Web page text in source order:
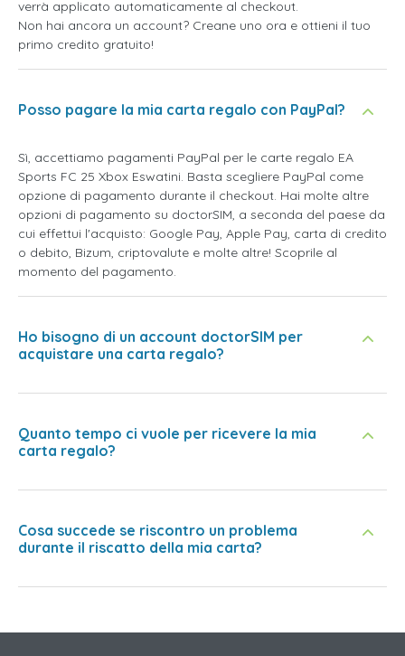
verrà applicato automaticamente al checkout.
Non hai ancora un account? Creane uno ora e ottieni il tuo
primo credito gratuito!
Posso pagare la mia carta regalo con PayPal?
Sì, accettiamo pagamenti PayPal per le carte regalo EA
Sports FC 25 Xbox Eswatini. Basta scegliere PayPal come
opzione di pagamento durante il checkout. Hai molte altre
opzioni di pagamento su doctorSIM, a seconda del paese da
cui effettui l'acquisto: Google Pay, Apple Pay, carta di credito
o debito, Bizum, criptovalute e molte altre! Scoprile al
momento del pagamento.
Ho bisogno di un account doctorSIM per
acquistare una carta regalo?
Quanto tempo ci vuole per ricevere la mia
carta regalo?
Cosa succede se riscontro un problema
durante il riscatto della mia carta?